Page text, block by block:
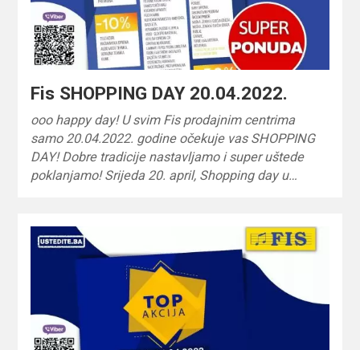
Fis SHOPPING DAY 20.04.2022.
ooo happy day! U svim Fis prodajnim centrima
samo 20.04.2022. godine očekuje vas SHOPPING
DAY! Dobre tradicije nastavljamo i super uštede
poklanjamo! Srijeda 20. april, Shopping day u…